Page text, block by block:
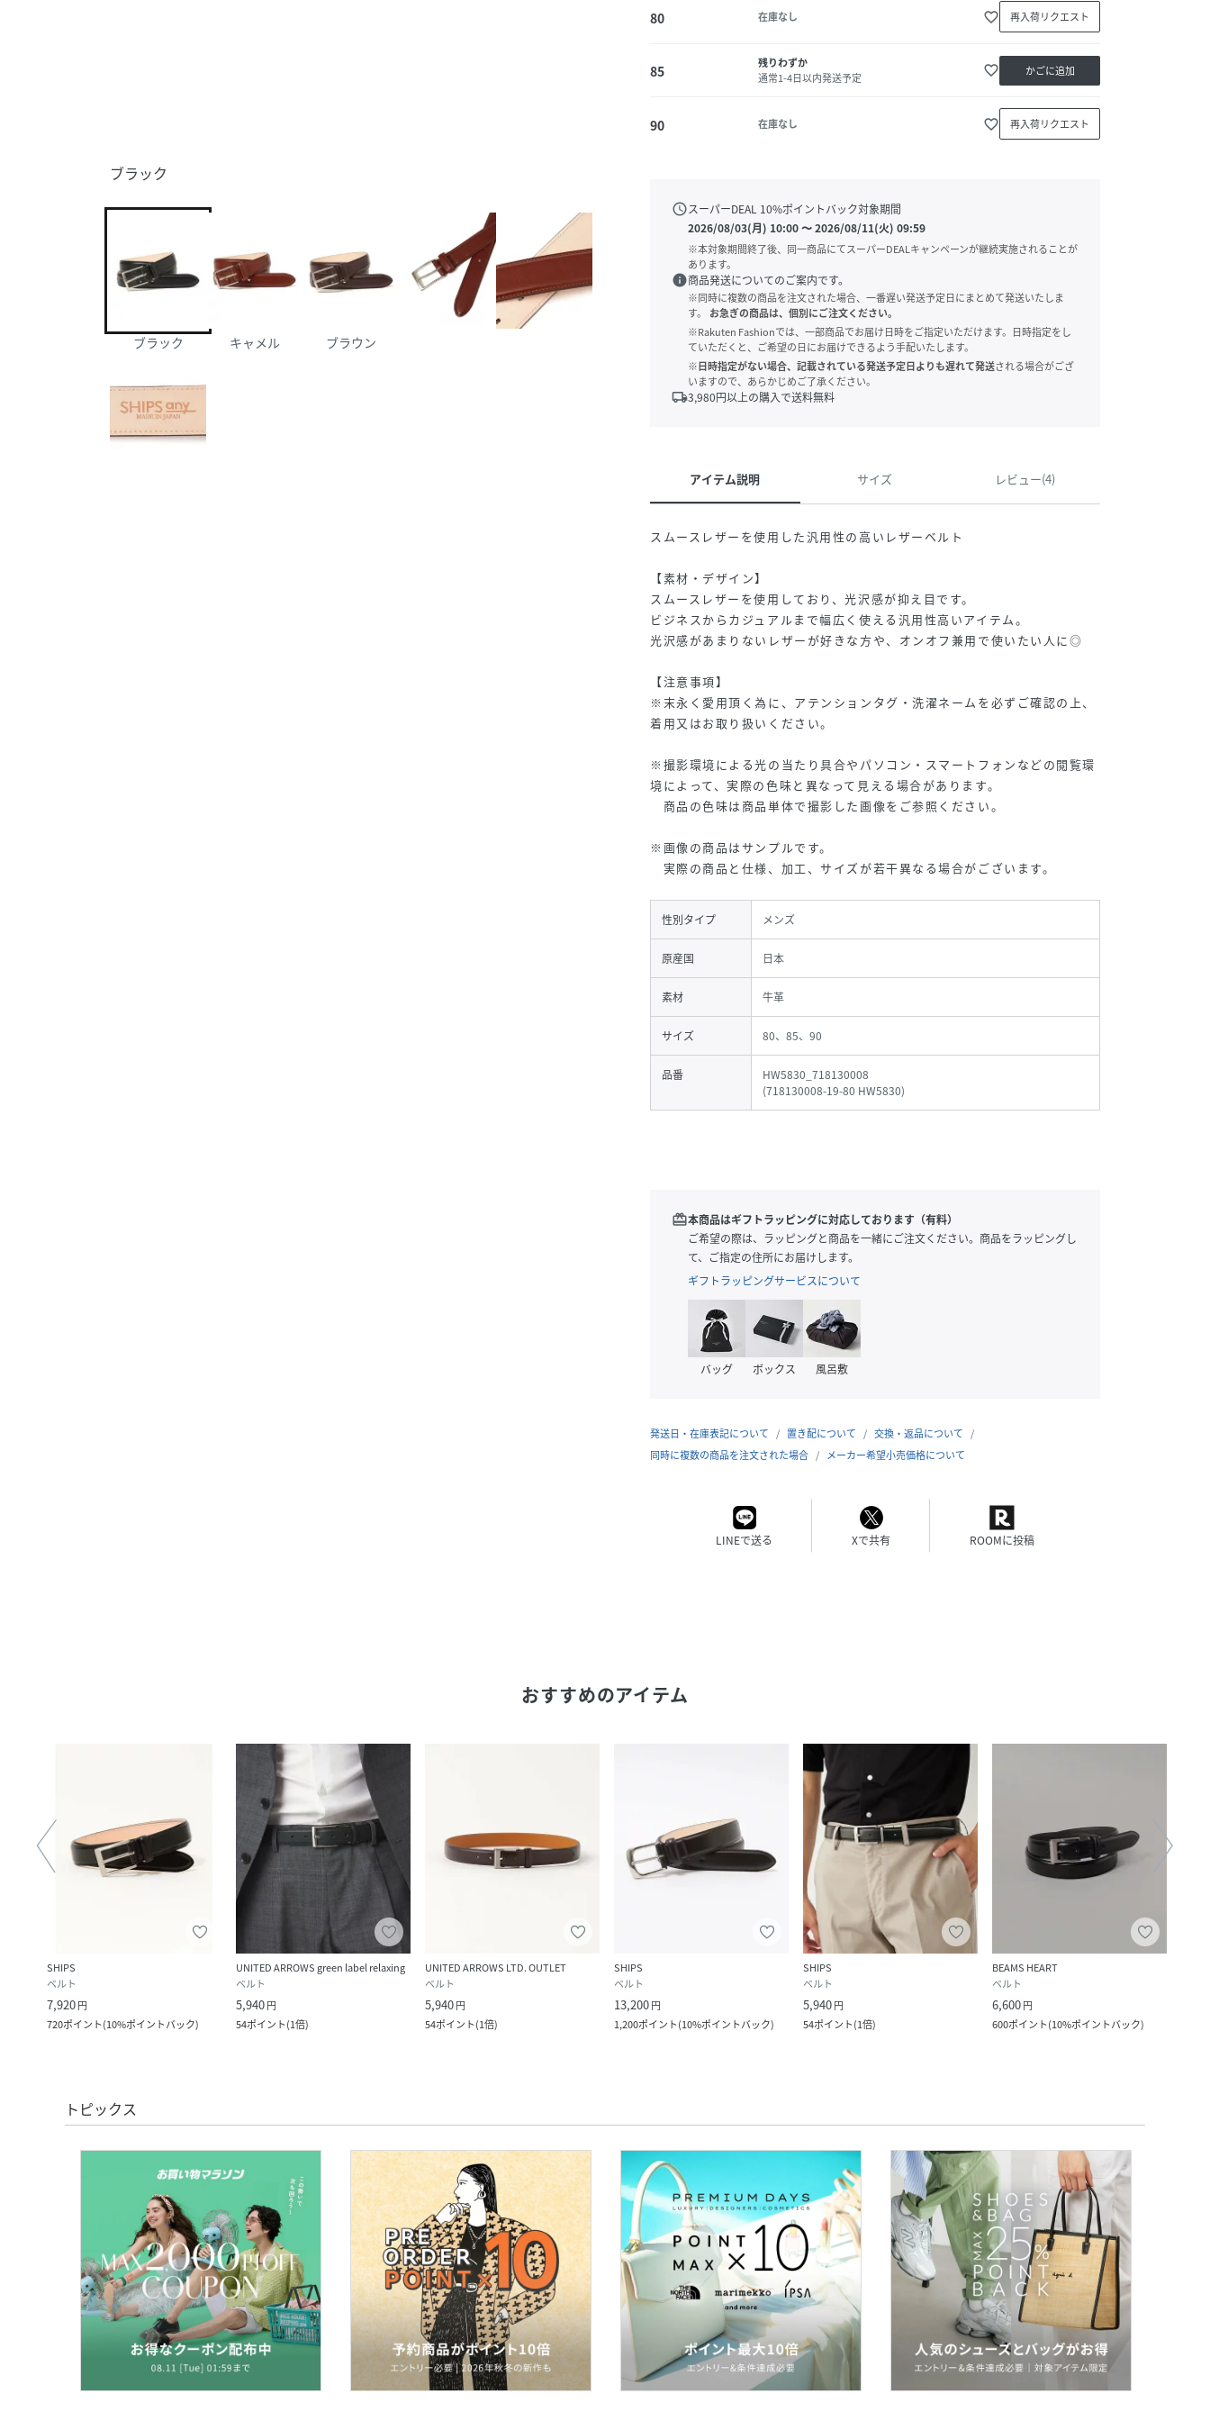
ブラック
ブラック キャメル ブラウン
80 在庫なし favorite_border 再入荷リクエスト
85
残りわずか
通常1-4日以内発送予定
favorite_border かごに追加
90 在庫なし favorite_border 再入荷リクエスト
scheduleスーパーDEAL 10%ポイントバック対象期間
2026/08/03(月) 10:00〜2026/08/11(火) 09:59
※本対象期間終了後、同一商品にてスーパーDEALキャンペーンが継続実施されることが
あります。
info商品発送についてのご案内です。
※同時に複数の商品を注文された場合、一番遅い発送予定日にまとめて発送いたしま
す。
お急ぎの商品は、個別にご注文ください。
※Rakuten Fashionでは、一部商品でお届け日時をご指定いただけます。日時指定をし
ていただくと、ご希望の日にお届けできるよう手配いたします。
※日時指定がない場合、記載されている発送予定日よりも遅れて発送される場合がござ
いますので、あらかじめご了承ください。
local_shipping3,980円以上の購入で送料無料
アイテム説明 サイズ レビュー(4)
スムースレザーを使用した汎用性の高いレザーベルト
【素材・デザイン】
スムースレザーを使用しており、光沢感が抑え目です。
ビジネスからカジュアルまで幅広く使える汎用性高いアイテム。
光沢感があまりないレザーが好きな方や、オンオフ兼用で使いたい人に◎
【注意事項】
※末永く愛用頂く為に、アテンションタグ・洗濯ネームを必ずご確認の上、
着用又はお取り扱いください。
※撮影環境による光の当たり具合やパソコン・スマートフォンなどの閲覧環
境によって、実際の色味と異なって見える場合があります。
商品の色味は商品単体で撮影した画像をご参照ください。
※画像の商品はサンプルです。
実際の商品と仕様、加工、サイズが若干異なる場合がございます。
性別タイプ メンズ
原産国 日本
素材 牛革
サイズ 80、85、90
品番
HW5830_718130008
(718130008-19-80 HW5830)
redeem本商品はギフトラッピングに対応しております（有料）
ご希望の際は、ラッピングと商品を一緒にご注文ください。商品をラッピングし
て、ご指定の住所にお届けします。
ギフトラッピングサービスについて
バッグ ボックス 風呂敷
発送日・在庫表記について 置き配について
交換・返品について
同時に複数の商品を注文された場合
メーカー希望小売価格について
LINEで送る Xで共有 ROOMに投稿
おすすめのアイテム
SHIPS
ベルト
7,920円
720ポイント(10%ポイントバック)
UNITED ARROWS green label relaxing
ベルト
5,940円
54ポイント(1倍)
UNITED ARROWS LTD. OUTLET
ベルト
5,940円
54ポイント(1倍)
SHIPS
ベルト
13,200円
1,200ポイント(10%ポイントバック)
SHIPS
ベルト
5,940円
54ポイント(1倍)
BEAMS HEART
ベルト
6,600円
600ポイント(10%ポイントバック)
トピックス